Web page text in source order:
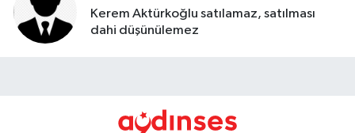
Kerem Aktürkoğlu satılamaz, satılması
dahi düşünülemez